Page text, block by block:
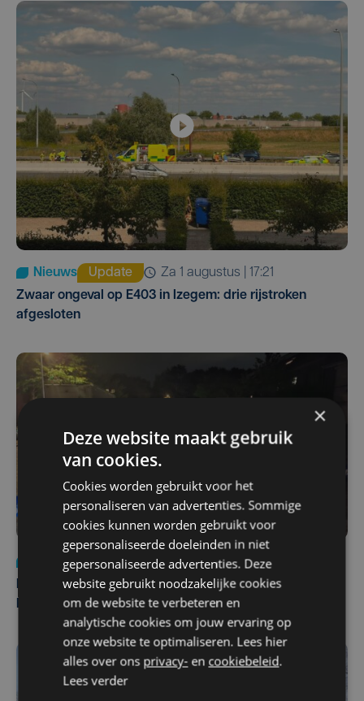
Nieuws Update
za 1 augustus | 17:21
Zwaar ongeval op E403 in Izegem: drie rijstroken
afgesloten
Nieuws
di 4 augustus | 09:32
Man en vrouw dood aangetroffen in woning in Sint-
Pieters Brugge
×
Deze website maakt gebruik
van cookies.
Cookies worden gebruikt voor het
personaliseren van advertenties. Sommige
cookies kunnen worden gebruikt voor
gepersonaliseerde doeleinden in niet
gepersonaliseerde advertenties. Deze
website gebruikt noodzakelijke cookies
om de website te verbeteren en
analytische cookies om jouw ervaring op
onze website te optimaliseren. Lees hier
alles over ons privacy- en cookiebeleid.
Lees verder